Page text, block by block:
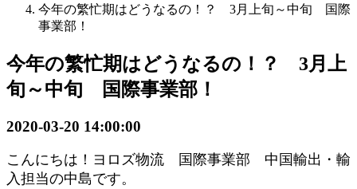
今年の繁忙期はどうなるの！？ 3月上旬～中旬 国際
事業部！
今年の繁忙期はどうなるの！？ 3月上
旬～中旬 国際事業部！
2020-03-20 14:00:00
こんにちは！ヨロズ物流 国際事業部 中国輸出・輸
入担当の中島です。